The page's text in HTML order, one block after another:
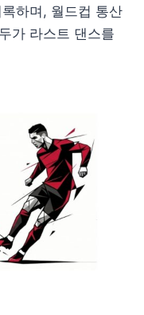
하며, 월드컵 통산
가 라스트 댄스를